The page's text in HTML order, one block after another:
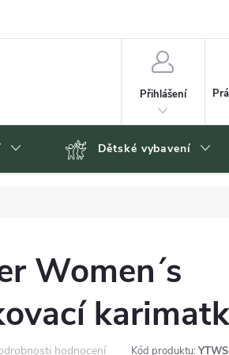
Přihlášení
Dětské vybavení
Women´s
hodnocení Kód produktu: